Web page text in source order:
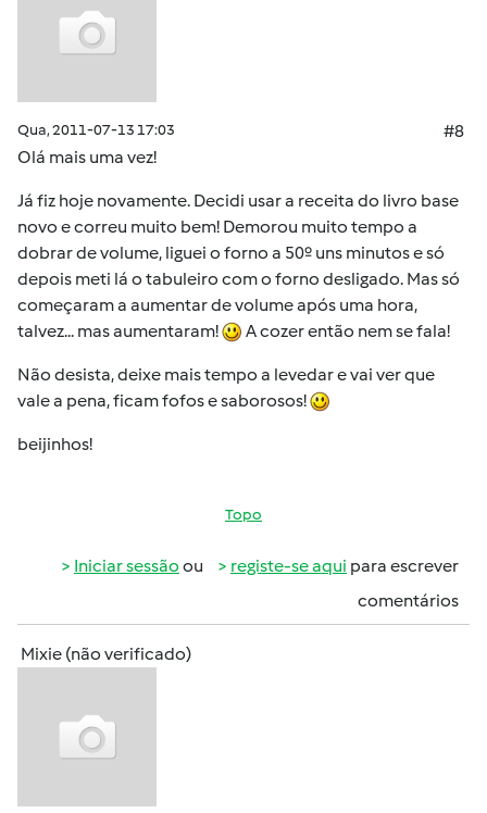
Qua, 2011-07-13 17:03
#8
Olá mais uma vez!
Já fiz hoje novamente. Decidi usar a receita do livro base
novo e correu muito bem! Demorou muito tempo a
dobrar de volume, liguei o forno a 50º uns minutos e só
depois meti lá o tabuleiro com o forno desligado. Mas só
começaram a aumentar de volume após uma hora,
talvez... mas aumentaram!
A cozer então nem se fala!
Não desista, deixe mais tempo a levedar e vai ver que
vale a pena, ficam fofos e saborosos!
beijinhos!
Topo
Iniciar sessão ou registe-se aqui para escrever
comentários
Mixie (não verificado)